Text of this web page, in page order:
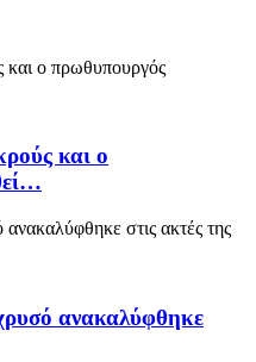
και ο
ανακαλύφθηκε